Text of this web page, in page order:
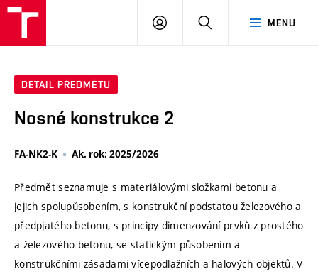
MENU
PŘIHLÁSIT
DETAIL PŘEDMĚTU
Nosné konstrukce 2
FA-NK2-K Ak. rok: 2025/2026
Předmět seznamuje s materiálovými složkami betonu a
jejich spolupůsobením, s konstrukční podstatou železového a
předpjatého betonu, s principy dimenzování prvků z prostého
a železového betonu, se statickým působením a
konstrukčními zásadami vícepodlažních a halových objektů. V